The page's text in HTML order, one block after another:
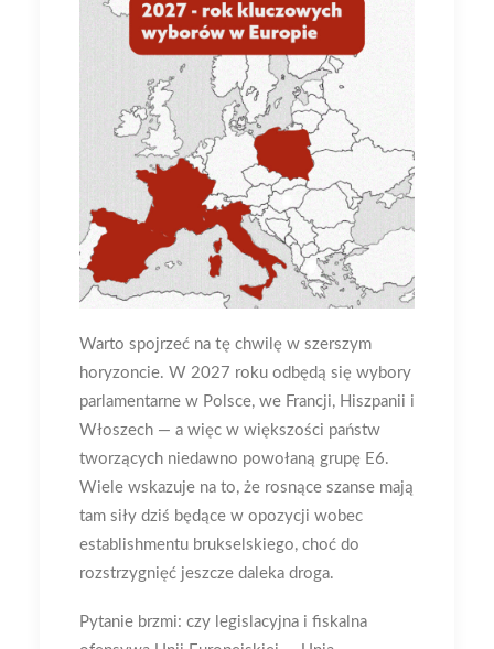
Warto spojrzeć na tę chwilę w szerszym
horyzoncie. W 2027 roku odbędą się wybory
parlamentarne w Polsce, we Francji, Hiszpanii i
Włoszech — a więc w większości państw
tworzących niedawno powołaną grupę E6.
Wiele wskazuje na to, że rosnące szanse mają
tam siły dziś będące w opozycji wobec
establishmentu brukselskiego, choć do
rozstrzygnięć jeszcze daleka droga.
Pytanie brzmi: czy legislacyjna i fiskalna